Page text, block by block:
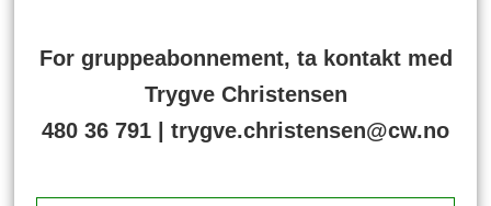
For gruppeabonnement, ta kontakt med
Trygve Christensen
480 36 791 | trygve.christensen@cw.no